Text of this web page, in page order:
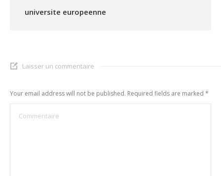
universite europeenne
Laisser un commentaire
Your email address will not be published. Required fields are marked *
Commentaire